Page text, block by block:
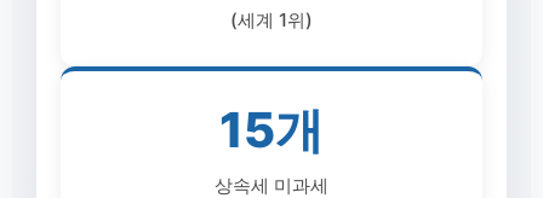
(세계 1위)
15개
상속세 미과세